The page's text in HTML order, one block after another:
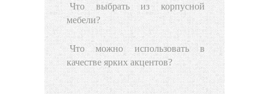
Что выбрать из корпусной
мебели?
Что можно использовать в
качестве ярких акцентов?